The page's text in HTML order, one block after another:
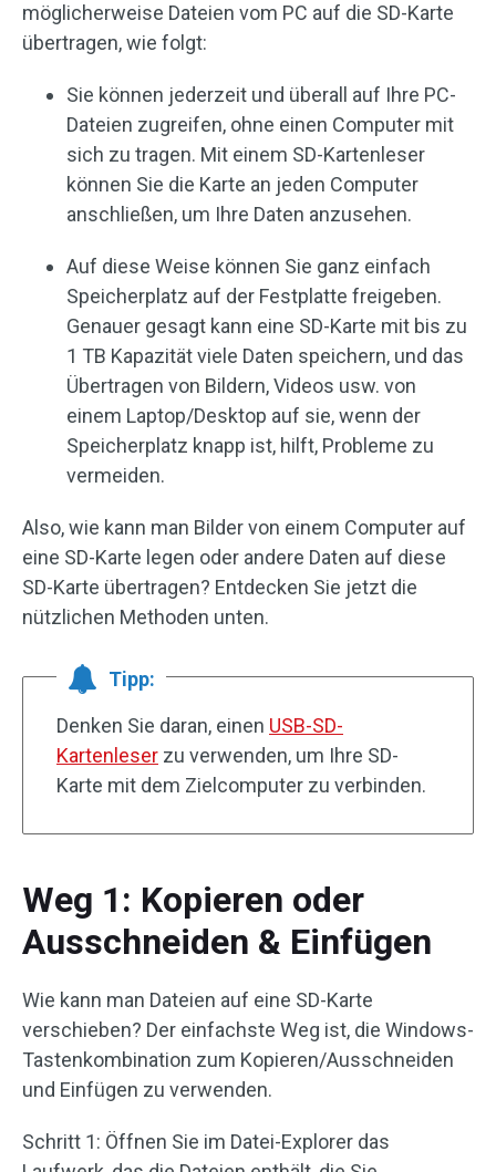
möglicherweise Dateien vom PC auf die SD-Karte
übertragen, wie folgt:
Sie können jederzeit und überall auf Ihre PC-
Dateien zugreifen, ohne einen Computer mit
sich zu tragen. Mit einem SD-Kartenleser
können Sie die Karte an jeden Computer
anschließen, um Ihre Daten anzusehen.
Auf diese Weise können Sie ganz einfach
Speicherplatz auf der Festplatte freigeben.
Genauer gesagt kann eine SD-Karte mit bis zu
1 TB Kapazität viele Daten speichern, und das
Übertragen von Bildern, Videos usw. von
einem Laptop/Desktop auf sie, wenn der
Speicherplatz knapp ist, hilft, Probleme zu
vermeiden.
Also, wie kann man Bilder von einem Computer auf
eine SD-Karte legen oder andere Daten auf diese
SD-Karte übertragen? Entdecken Sie jetzt die
nützlichen Methoden unten.
Tipp:
Denken Sie daran, einen USB-SD-
Kartenleser zu verwenden, um Ihre SD-
Karte mit dem Zielcomputer zu verbinden.
Weg 1: Kopieren oder
Ausschneiden & Einfügen
Wie kann man Dateien auf eine SD-Karte
verschieben? Der einfachste Weg ist, die Windows-
Tastenkombination zum Kopieren/Ausschneiden
und Einfügen zu verwenden.
Schritt 1: Öffnen Sie im Datei-Explorer das